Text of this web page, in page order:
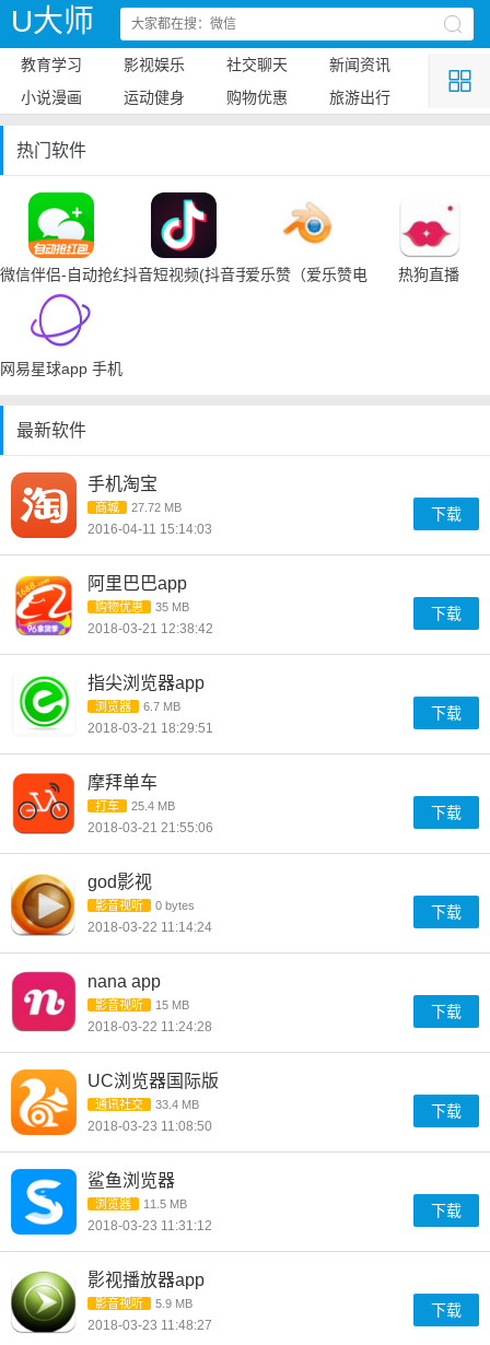
U大师
教育学习 影视娱乐 社交聊天
新闻资讯
小说漫画
运动健身 购物优惠 旅游出行
热门软件
微信伴侣-自动抢红包抖音短视频(抖音手机下载)爱乐赞（爱乐赞电脑手机下载）
热狗直播
网易星球app 手机下载
最新软件
手机淘宝
商城 27.72 MB
2016-04-11 15:14:03
下载
阿里巴巴app
购物优惠 35 MB
2018-03-21 12:38:42
下载
指尖浏览器app
浏览器 6.7 MB
2018-03-21 18:29:51
下载
摩拜单车
打车 25.4 MB
2018-03-21 21:55:06
下载
god影视
影音视听 0 bytes
2018-03-22 11:14:24
下载
nana app
影音视听 15 MB
2018-03-22 11:24:28
下载
UC浏览器国际版
通讯社交 33.4 MB
2018-03-23 11:08:50
下载
鲨鱼浏览器
浏览器 11.5 MB
2018-03-23 11:31:12
下载
影视播放器app
影音视听 5.9 MB
2018-03-23 11:48:27
下载